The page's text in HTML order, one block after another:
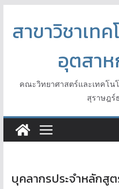
content
สาขาวิชาเท
อุตสา
คณะวิทยาศาสตร์และเทคโน
สุราษฎร์
บุคลากรประจำหลักสู